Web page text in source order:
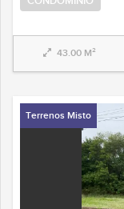
43.00 M²
Terrenos Misto